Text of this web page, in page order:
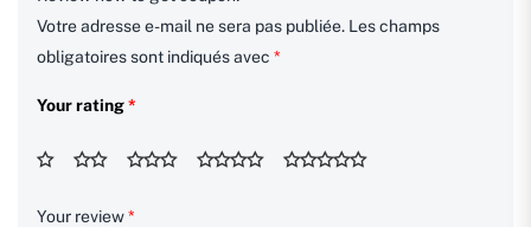
Votre adresse e-mail ne sera pas publiée. Les champs
obligatoires sont indiqués avec *
Your rating*
Your review*